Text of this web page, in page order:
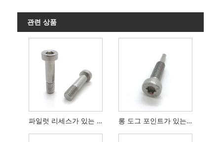
관련 상품
파일럿 리세스가 있는 DIN6912 육각 소켓 얇은 헤드 캡 나사 롱 도그 포인트가 있는 Torx 드라이브 헤드 캡 나사